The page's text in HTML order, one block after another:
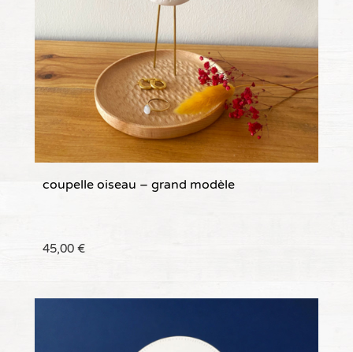
coupelle oiseau – grand modèle
45,00 €